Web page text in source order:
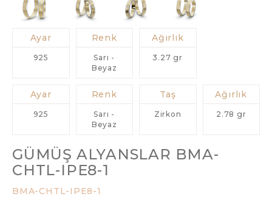
Ayar
925
Renk
Sarı -
Beyaz
Ağırlık
3.27 gr
Ayar
925
Renk
Sarı -
Beyaz
Taş
Zirkon
Ağırlık
2.78 gr
GÜMÜŞ ALYANSLAR BMA-
CHTL-IPE8-1
BMA-CHTL-IPE8-1